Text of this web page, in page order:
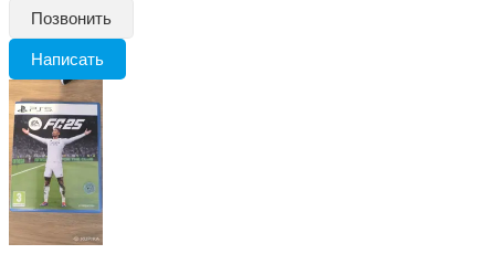
Позвонить
Написать